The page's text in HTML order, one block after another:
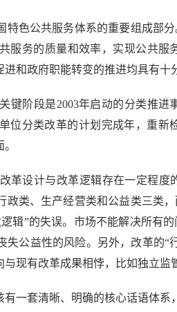
公共服务体系的重要组成部分
服务的质量和效率，实现公共
和政府职能转变的推进均具有十
阶段是2003年启动的分类推进
位分类改革的计划完成年，重
设计与改革逻辑存在一定程度
政类、生产经营类和公益类三
辑”的失误。市场不能解决所有
公益性的风险。另外，改革的
现有改革成果相悖，比如独立监
套清晰、明确的核心话语体系